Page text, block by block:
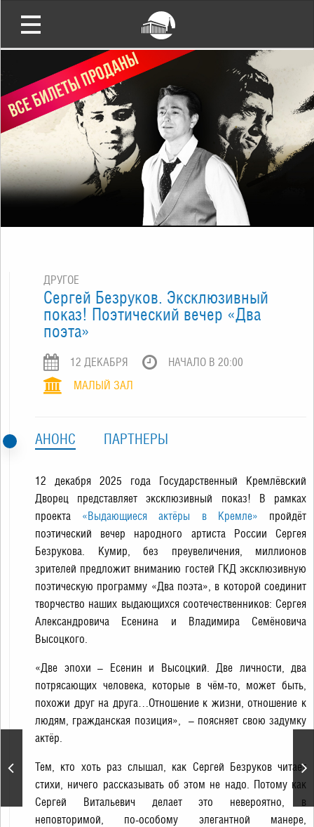
Ежегодная премия
народного доверия
«Марка №1 в России
2025»
ДРУГОЕ
Сергей Безруков. Эксклюзивный
показ! Поэтический вечер «Два
поэта»
12 ДЕКАБРЯ
НАЧАЛО В 20:00
МАЛЫЙ ЗАЛ
АНОНС ПАРТНЕРЫ
12 декабря 2025 года Государственный Кремлёвский
Дворец представляет эксклюзивный показ! В рамках
проекта «Выдающиеся актёры в Кремле» пройдёт
поэтический вечер народного артиста России Сергея
Безрукова. Кумир, без преувеличения, миллионов
зрителей предложит вниманию гостей ГКД эксклюзивную
поэтическую программу «Два поэта», в которой соединит
творчество наших выдающихся соотечественников: Сергея
Александровича Есенина и Владимира Семёновича
Высоцкого.
«Две эпохи – Есенин и Высоцкий. Две личности, два
потрясающих человека, которые в чём-то, может быть,
похожи друг на друга…Отношение к жизни, отношение к
людям, гражданская позиция», – поясняет свою задумку
актёр.
Тем, кто хоть раз слышал, как Сергей Безруков читает
стихи, ничего рассказывать об этом не надо. Потому как
Сергей Витальевич делает это невероятно, в
неповторимой, по-особому элегантной манере,